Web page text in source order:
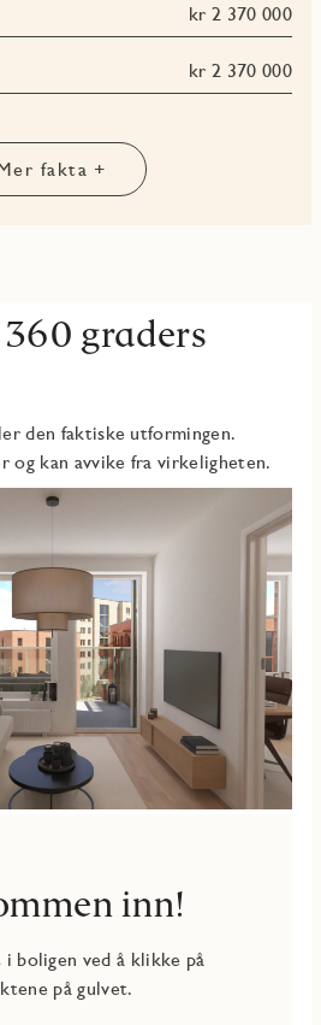
kr 2 370 000
kr 2 370 000
fakta +
graders
den faktiske utformingen.
og kan avvike fra virkeligheten.
inn!
i boligen ved å klikke på
på gulvet.